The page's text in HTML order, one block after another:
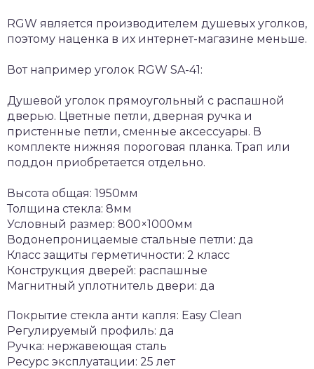
RGW является производителем душевых уголков,
поэтому наценка в их интернет-магазине меньше.
Вот например уголок RGW SA-41:
Душевой уголок прямоугольный с распашной
дверью. Цветные петли, дверная ручка и
пристенные петли, сменные аксессуары. В
комплекте нижняя пороговая планка. Трап или
поддон приобретается отдельно.
Высота общая: 1950мм
Толщина стекла: 8мм
Условный размер: 800×1000мм
Водонепроницаемые стальные петли: да
Класс защиты герметичности: 2 класс
Конструкция дверей: распашные
Магнитный уплотнитель двери: да
Покрытие стекла анти капля: Easy Clean
Регулируемый профиль: да
Ручка: нержавеющая сталь
Ресурс эксплуатации: 25 лет